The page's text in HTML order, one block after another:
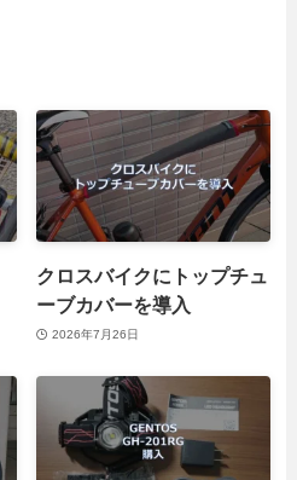
クロスバイクにトップチュ
ーブカバーを導入
2026年7月26日